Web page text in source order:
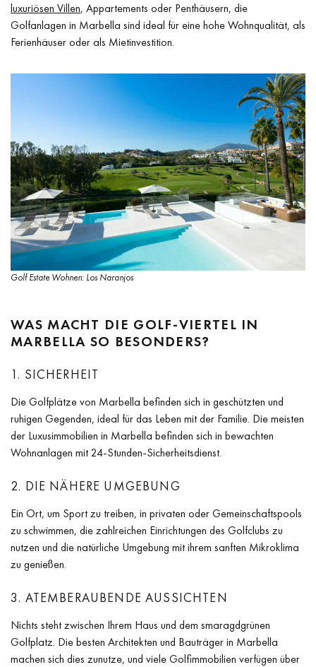
luxuriösen Villen, Appartements oder Penthäusern, die
Golfanlagen in Marbella sind ideal für eine hohe Wohnqualität, als
Ferienhäuser oder als Mietinvestition.
Golf Estate Wohnen: Los Naranjos
WAS MACHT DIE GOLF-VIERTEL IN
MARBELLA SO BESONDERS?
1. SICHERHEIT
Die Golfplätze von Marbella befinden sich in geschützten und
ruhigen Gegenden, ideal für das Leben mit der Familie. Die meisten
der Luxusimmobilien in Marbella befinden sich in bewachten
Wohnanlagen mit 24-Stunden-Sicherheitsdienst.
2. DIE NÄHERE UMGEBUNG
Ein Ort, um Sport zu treiben, in privaten oder Gemeinschaftspools
zu schwimmen, die zahlreichen Einrichtungen des Golfclubs zu
nutzen und die natürliche Umgebung mit ihrem sanften Mikroklima
zu genießen.
3. ATEMBERAUBENDE AUSSICHTEN
Nichts steht zwischen Ihrem Haus und dem smaragdgrünen
Golfplatz. Die besten Architekten und Bauträger in Marbella
machen sich dies zunutze, und viele Golfimmobilien verfügen über